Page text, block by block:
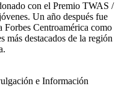
con el Premio TWAS /
Un año después fue
Forbes Centroamérica como
más destacados de la región
e Información